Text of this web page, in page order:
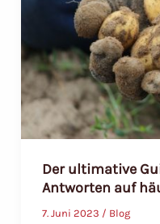
häufigsten
gestellten
Fragen
Der ultimative
Antworten auf
7. Juni 2023 / Blog